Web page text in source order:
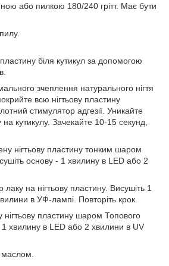
або пилкою 180/240 грітт. Має бути
біля кутикул за допомогою
зчеплення натурального нігтя
всю нігтьову пластину
стимулятор адгезії. Уникайте
кутикулу. Зачекайте 10-15 секунд,
нігтьову пластину тонким шаром
основу - 1 хвилину в LED або 2
на нігтьову пластину. Висушіть 1
в УФ-лампі. Повторіть крок.
пластину шаром Топового
хвилину в LED або 2 хвилини в UV
маслом.